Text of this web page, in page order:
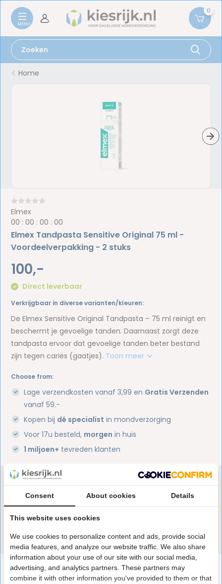
0
Home
Elmex
00 :00 :00 :00
Elmex Tandpasta Sensitive Original 75 ml -
Voordeelverpakking - 2 stuks
100,-
Direct leverbaar
Verkrijgbaar in diverse varianten/kleuren:
De Elmex Sensitive Original Tandpasta – 75 ml reinigt en
beschermt je gevoelige tanden. Daarnaast zorgt deze
tandpasta ervoor dat gevoelige tanden beter bestand
zijn tegen cariës (gaatjes). Toon meer
Choose from:
Lage verzendkosten vanaf 3,99 en Gratis Verzenden
vanaf 59.-
Kopen bij dé specialist in mondverzorging
Voor 17u besteld, morgen in huis
1 miljoen+ tevreden klanten
Productomschrijving
Onze specialisten helpen je graag! Spreek ons aan
in de chat of stuur een e-mail.
Consent About cookies Details
This website uses cookies
We use cookies to personalize content and ads, provide social
media features, and analyze our website traffic. We also share
information about your use of our site with our social media,
advertising, and analytics partners. These partners may
combine it with other information you've provided to them or that